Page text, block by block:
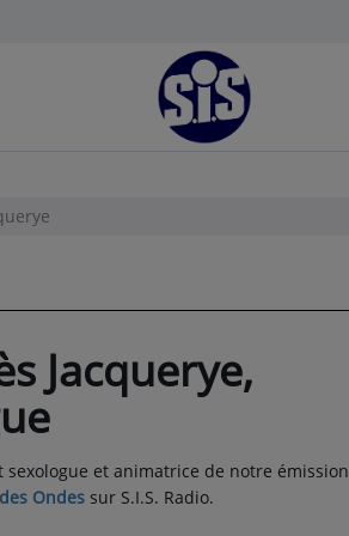
Jacquerye,
sexologue et animatrice de notre émission
Ondes sur S.I.S. Radio.